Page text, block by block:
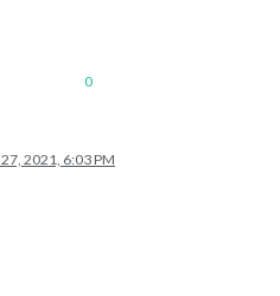
0
2021, 6:03 PM